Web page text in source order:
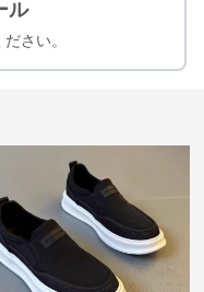
ル
さい。